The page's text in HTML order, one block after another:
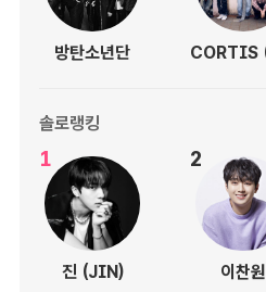
방탄소년단
솔로랭킹
1
진 (JIN)
2
이찬원